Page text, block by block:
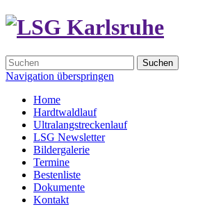
Suchen
Navigation überspringen
Home
Hardtwaldlauf
Ultralangstreckenlauf
LSG Newsletter
Bildergalerie
Termine
Bestenliste
Dokumente
Kontakt